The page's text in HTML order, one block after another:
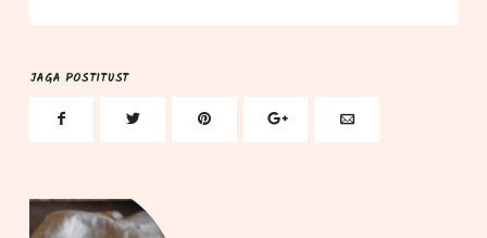
JAGA POSTITUST